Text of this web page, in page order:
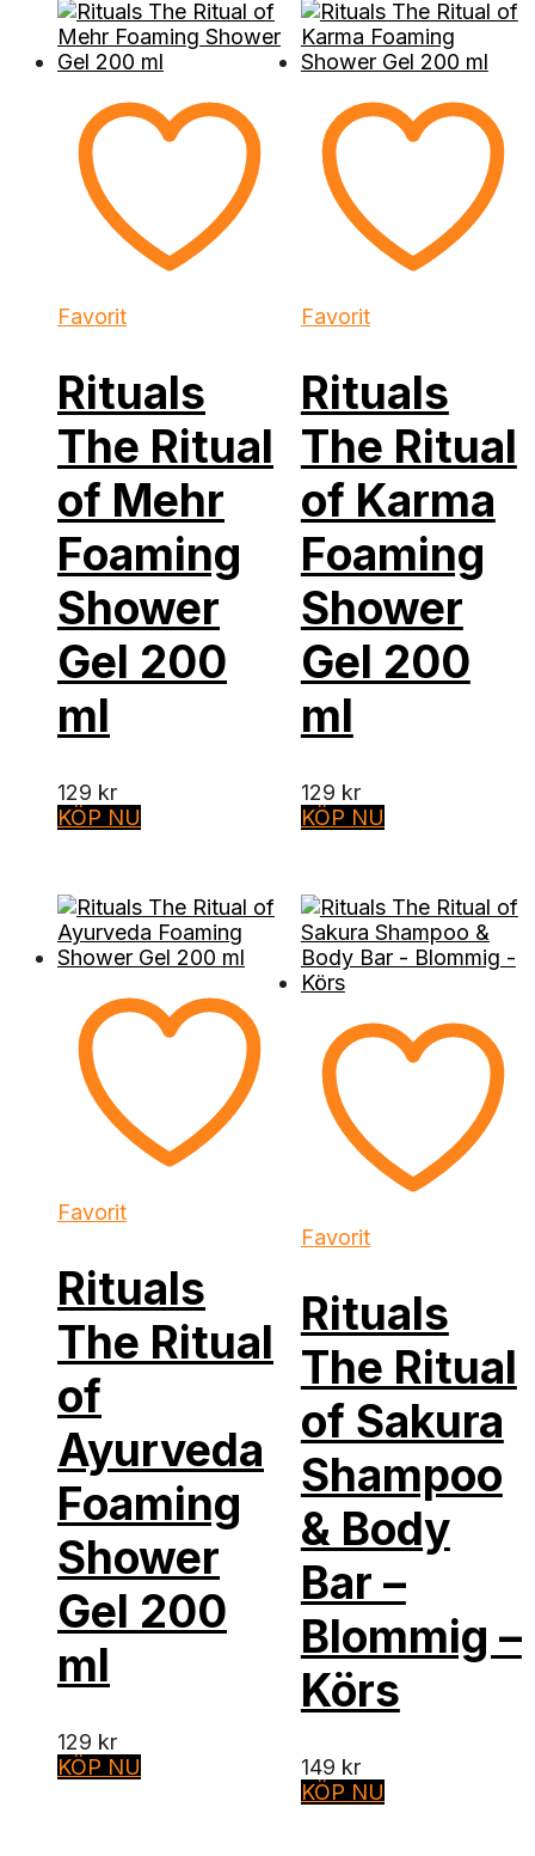
Favorit
Rituals
The Ritual
of Mehr
Foaming
Shower
Gel 200
ml
129 kr
KÖP NU
Favorit
Rituals
The Ritual
of Karma
Foaming
Shower
Gel 200
ml
129 kr
KÖP NU
Favorit
Rituals
The Ritual
of
Ayurveda
Foaming
Shower
Gel 200
ml
129 kr
KÖP NU
Favorit
Rituals
The Ritual
of Sakura
Shampoo
& Body
Bar –
Blommig –
Körs
149 kr
KÖP NU